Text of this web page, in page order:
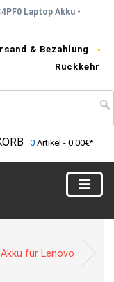
Laptop Akku -
& Bezahlung
Rückkehr
0 Artikel - 0.00€*
Akku für Lenovo